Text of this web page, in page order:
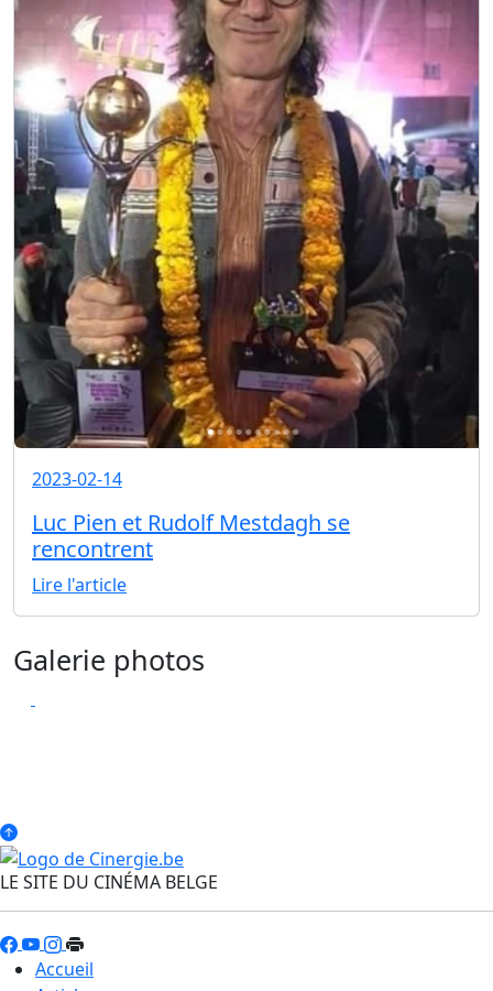
2023-02-14
Luc Pien et Rudolf Mestdagh se
rencontrent
Lire l'article
Galerie photos
LE SITE DU CINÉMA BELGE
Accueil